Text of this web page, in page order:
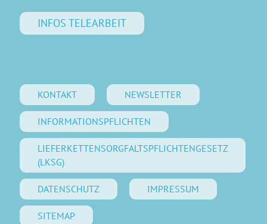
INFOS TELEARBEIT
KONTAKT NEWSLETTER
INFORMATIONSPFLICHTEN
LIEFERKETTENSORGFALTSPFLICHTENGESETZ
(LKSG)
DATENSCHUTZ IMPRESSUM
SITEMAP